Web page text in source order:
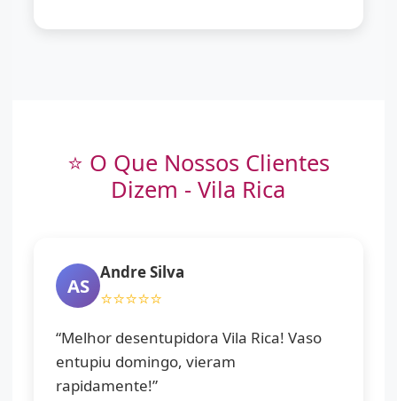
⭐ O Que Nossos Clientes
Dizem - Vila Rica
AS
Andre Silva
⭐⭐⭐⭐⭐
“Melhor desentupidora Vila Rica! Vaso
entupiu domingo, vieram
rapidamente!”